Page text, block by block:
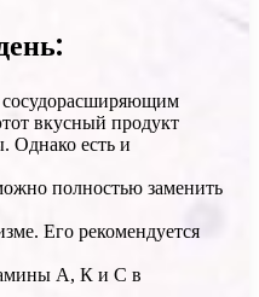
сосудорасширяющим
вкусный продукт
Однако есть и
полностью заменить
Его рекомендуется
А, К и С в